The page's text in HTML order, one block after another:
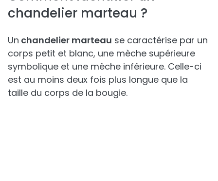
chandelier marteau ?
Un chandelier marteau se caractérise par un
corps petit et blanc, une mèche supérieure
symbolique et une mèche inférieure. Celle-ci
est au moins deux fois plus longue que la
taille du corps de la bougie.